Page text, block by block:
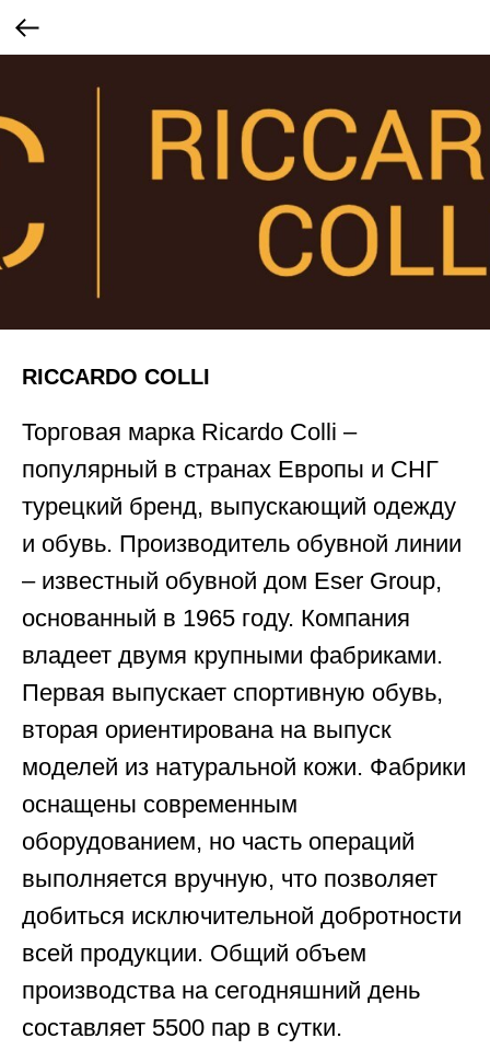
RICCARDO COLLI
Торговая марка Ricardo Colli –
популярный в странах Европы и СНГ
турецкий бренд, выпускающий одежду
и обувь. Производитель обувной линии
– известный обувной дом Eser Group,
основанный в 1965 году. Компания
владеет двумя крупными фабриками.
Первая выпускает спортивную обувь,
вторая ориентирована на выпуск
моделей из натуральной кожи. Фабрики
оснащены современным
оборудованием, но часть операций
выполняется вручную, что позволяет
добиться исключительной добротности
всей продукции. Общий объем
производства на сегодняшний день
составляет 5500 пар в сутки.